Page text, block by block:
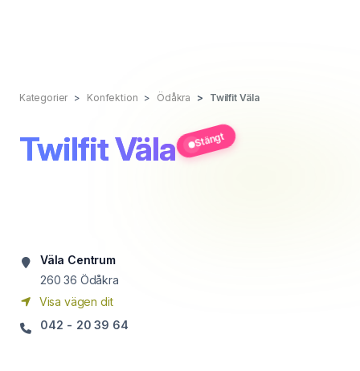
Kategorier Konfektion Ödåkra Twilfit Väla
Twilfit Väla Stängt
Väla Centrum
260 36 Ödåkra
Visa vägen dit
042 - 20 39 64